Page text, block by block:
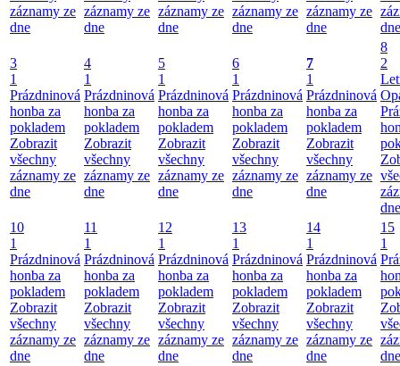
záznamy ze
dne
záznamy ze
dne
záznamy ze
dne
záznamy ze
dne
záznamy ze
dne
dne
3
1
Prázdninová
honba za
pokladem
Zobrazit
všechny
záznamy ze
dne
4
1
Prázdninová
honba za
pokladem
Zobrazit
všechny
záznamy ze
dne
5
1
Prázdninová
honba za
pokladem
Zobrazit
všechny
záznamy ze
dne
6
1
Prázdninová
honba za
pokladem
Zobrazit
všechny
záznamy ze
dne
7
1
Prázdninová
honba za
pokladem
Zobrazit
všechny
záznamy ze
dne
8
2
dne
10
1
Prázdninová
honba za
pokladem
Zobrazit
všechny
záznamy ze
dne
11
1
Prázdninová
honba za
pokladem
Zobrazit
všechny
záznamy ze
dne
12
1
Prázdninová
honba za
pokladem
Zobrazit
všechny
záznamy ze
dne
13
1
Prázdninová
honba za
pokladem
Zobrazit
všechny
záznamy ze
dne
14
1
Prázdninová
honba za
pokladem
Zobrazit
všechny
záznamy ze
dne
15
1
dne